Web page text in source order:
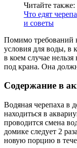
Читайте также:
Что едят
и советы
Помимо требований
условия для воды, в
в коем случае
под крана. Она
Содержание в
Водяная черепаха в
находиться в
проводится смена
домике следует 2
новую порцию в